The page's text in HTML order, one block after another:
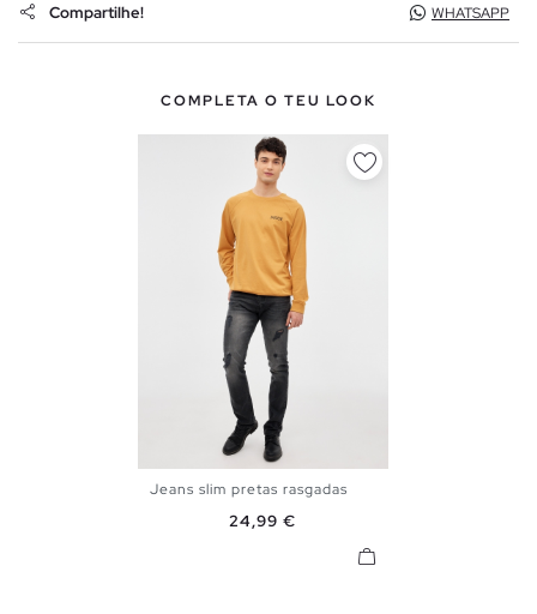
Compartilhe! WHATSAPP
COMPLETA O TEU LOOK
36 38 40 42 44
48
Jeans slim pretas rasgadas
Preço
24,99 €